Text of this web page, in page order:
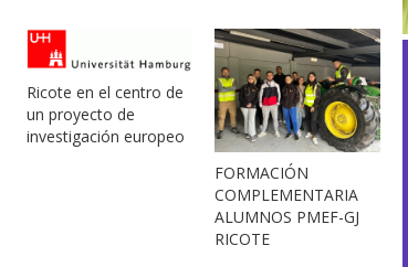
Ricote en el centro de
un proyecto de
investigación europeo
FORMACIÓN
COMPLEMENTARIA
ALUMNOS PMEF-GJ
RICOTE